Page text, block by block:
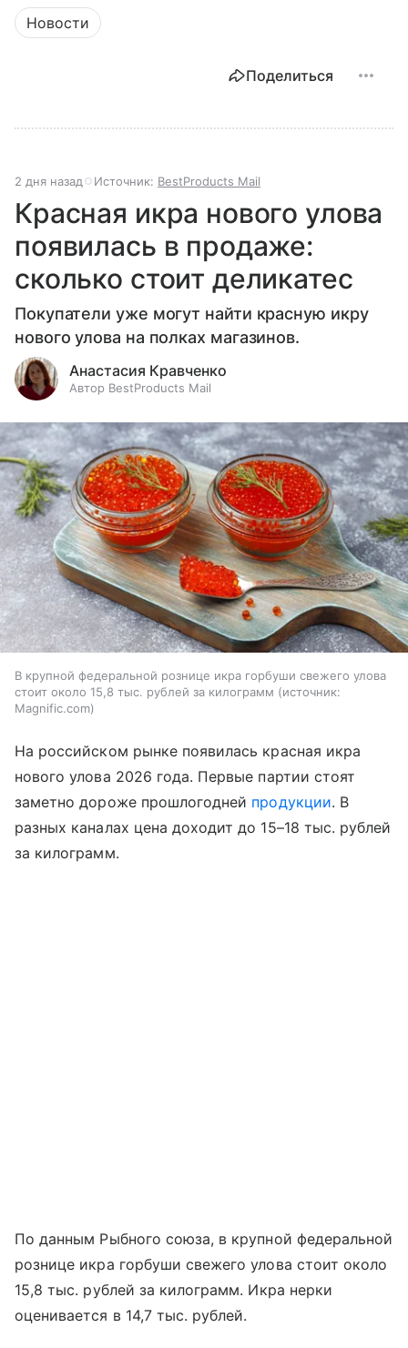
Новости
Поделиться
2 дня назад Источник: BestProducts Mail
Красная икра нового улова
появилась в продаже:
сколько стоит деликатес
Покупатели уже могут найти красную икру
нового улова на полках магазинов.
Анастасия Кравченко
Автор BestProducts Mail
В крупной федеральной рознице икра горбуши свежего улова
стоит около 15,8 тыс. рублей за килограмм
источник:
Magnific.com
На российском рынке появилась красная икра
нового улова 2026 года. Первые партии стоят
заметно дороже прошлогодней продукции. В
разных каналах цена доходит до 15–18 тыс. рублей
за килограмм.
По данным Рыбного союза, в крупной федеральной
рознице икра горбуши свежего улова стоит около
15,8 тыс. рублей за килограмм. Икра нерки
оценивается в 14,7 тыс. рублей.